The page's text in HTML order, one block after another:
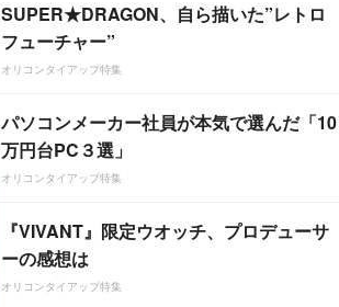
SUPER★DRAGON、自ら描いた”レトロ
フューチャー”
オリコンタイアップ特集
パソコンメーカー社員が本気で選んだ「10
万円台PC３選」
オリコンタイアップ特集
『VIVANT』限定ウオッチ、プロデューサ
ーの感想は
オリコンタイアップ特集